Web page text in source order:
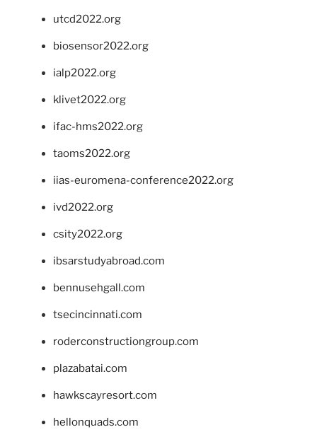
utcd2022.org
biosensor2022.org
ialp2022.org
klivet2022.org
ifac-hms2022.org
taoms2022.org
iias-euromena-conference2022.org
ivd2022.org
csity2022.org
ibsarstudyabroad.com
bennusehgall.com
tsecincinnati.com
roderconstructiongroup.com
plazabatai.com
hawkscayresort.com
hellonquads.com